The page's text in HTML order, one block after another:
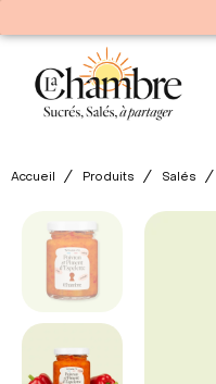
Accueil Produits Salés